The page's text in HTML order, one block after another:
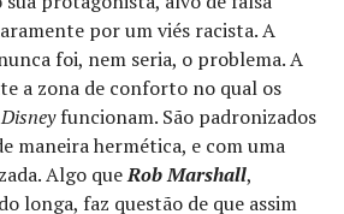
por um viés racista. A
foi, nem seria, o problema. A
a zona de conforto no qual os
Disneyfuncionam. São padronizados
maneira hermética, e com uma
Algo queRob Marshall,
longa, faz questão de que assim